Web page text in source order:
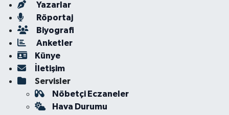
Yazarlar
Röportaj
Biyografi
Anketler
Künye
İletişim
Servisler
Nöbetçi Eczaneler
Hava Durumu